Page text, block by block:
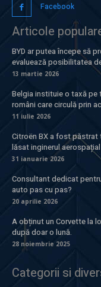
Facebook
Articole
BYD ar putea începe să
evaluează posibilitatea
13 martie 2026
Belgia instituie o taxă pe
români care circulă prin
11 iulie 2026
Citroën BX a fost păstrat
lăsat inginerul
31 ianuarie 2026
Consultant dedicat
auto pas cu pas?
20 aprilie 2026
A obținut un Corvette la
după doar o lună.
28 noiembrie 2025
Categorii si